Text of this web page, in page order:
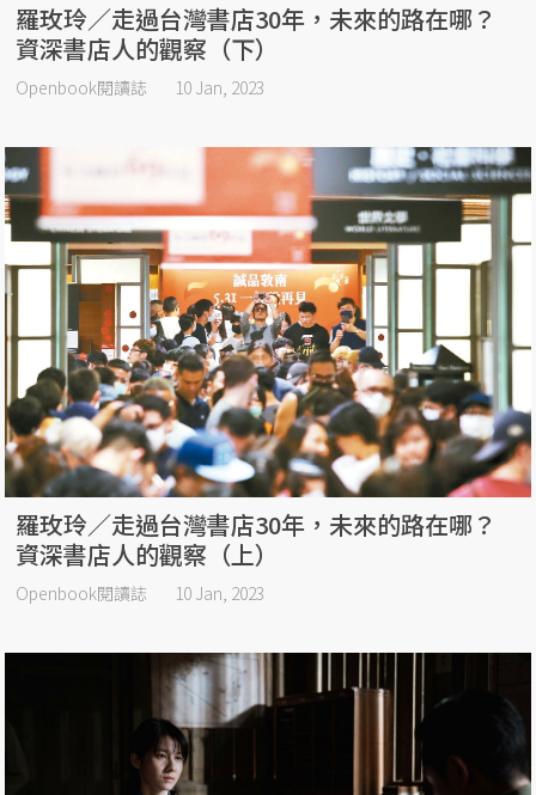
羅玫玲／走過台灣書店30年，未來的路在哪？
資深書店人的觀察（下）
Openbook閱讀誌 10 Jan, 2023
羅玫玲／走過台灣書店30年，未來的路在哪？
資深書店人的觀察（上）
Openbook閱讀誌 10 Jan, 2023